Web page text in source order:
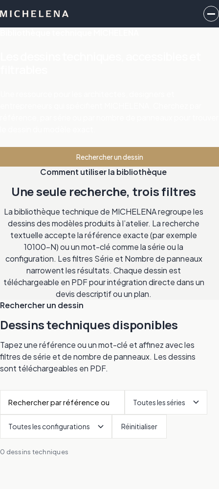
Rechercher un dessin
Comment utiliser la bibliothèque
Une seule recherche, trois filtres
La bibliothèque technique de MICHELENA regroupe les
dessins des modèles produits à l’atelier. La recherche
textuelle accepte la référence exacte (par exemple
10100-N) ou un mot-clé comme la série ou la
configuration. Les filtres Série et Nombre de panneaux
narrowent les résultats. Chaque dessin est
téléchargeable en PDF pour intégration directe dans un
devis descriptif ou un plan.
Rechercher un dessin
Dessins techniques disponibles
Tapez une référence ou un mot-clé et affinez avec les
filtres de série et de nombre de panneaux. Les dessins
sont téléchargeables en PDF.
Réinitialiser
0 dessins techniques